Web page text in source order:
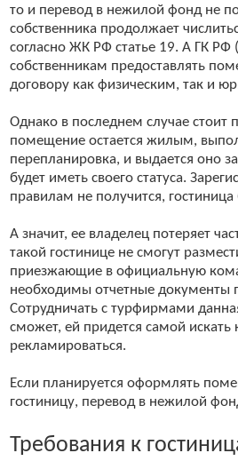
то и перевод в нежилой фонд не
собственника продолжает
согласно ЖК РФ статье 19. А ГК РФ
собственникам предоставлять
договору как физическим, так и
Однако в последнем случае стоит
помещение остается жилым,
перепланировка, и выдается оно
будет иметь своего статуса.
правилам не получится, гостиница
А значит, ее владелец потеряет
такой гостинице не смогут
приезжающие в официальную
необходимы отчетные документы
Сотрудничать с турфирмами
сможет, ей придется самой искать
рекламироваться.
Если планируется оформлять
гостиницу, перевод в нежилой
Требования к